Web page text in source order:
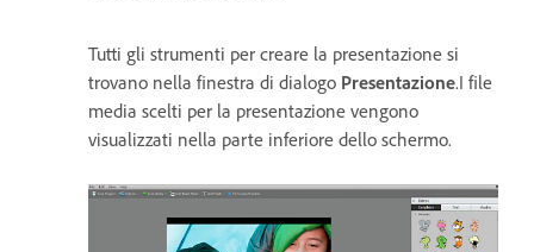
Tutti gli strumenti per creare la presentazione si
trovano nella finestra di dialogo Presentazione.I file
media scelti per la presentazione vengono
visualizzati nella parte inferiore dello schermo.